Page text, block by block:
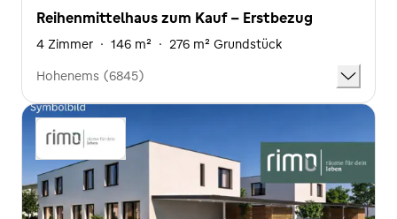
Reihenmittelhaus zum Kauf - Erstbezug
4 Zimmer · 146 m² · 276 m² Grundstück
Hohenems (6845)